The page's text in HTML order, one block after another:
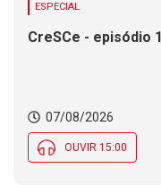
ESPECIAL
CreSCe - episódio
07/08/2026
OUVIR 15:00